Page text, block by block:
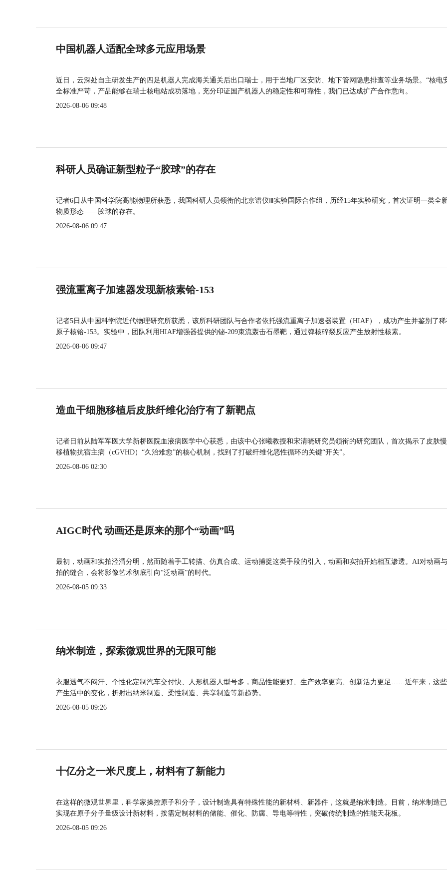
中国机器人适配全球多元应用场景
近日，云深处自主研发生产的四足机器人完成海关通关后出口瑞士，用于当地厂区安防、地下管网隐患排查等业务场景。“核电
全标准严苛，产品能够在瑞士核电站成功落地，充分印证国产机器人的稳定性和可靠性，我们已达成扩产合作意向。
2026-08-06 09:48
科研人员确证新型粒子“胶球”的存在
记者6日从中国科学院高能物理所获悉，我国科研人员领衔的北京谱仪Ⅲ实验国际合作组，历经15年实验研究，首次证明一类全
物质形态——胶球的存在。
2026-08-06 09:47
强流重离子加速器发现新核素铪-153
记者5日从中国科学院近代物理研究所获悉，该所科研团队与合作者依托强流重离子加速器装置（HIAF），成功产生并鉴别了
原子核铪-153。实验中，团队利用HIAF增强器提供的铋-209束流轰击石墨靶，通过弹核碎裂反应产生放射性核素。
2026-08-06 09:47
造血干细胞移植后皮肤纤维化治疗有了新靶点
记者日前从陆军军医大学新桥医院血液病医学中心获悉，由该中心张曦教授和宋清晓研究员领衔的研究团队，首次揭示了皮肤
移植物抗宿主病（cGVHD）“久治难愈”的核心机制，找到了打破纤维化恶性循环的关键“开关”。
2026-08-06 02:30
AIGC时代 动画还是原来的那个“动画”吗
最初，动画和实拍泾渭分明，然而随着手工转描、仿真合成、运动捕捉这类手段的引入，动画和实拍开始相互渗透。AI对动画
拍的缝合，会将影像艺术彻底引向“泛动画”的时代。
2026-08-05 09:33
纳米制造，探索微观世界的无限可能
衣服透气不闷汗、个性化定制汽车交付快、人形机器人型号多，商品性能更好、生产效率更高、创新活力更足……近年来，这
产生活中的变化，折射出纳米制造、柔性制造、共享制造等新趋势。
2026-08-05 09:26
十亿分之一米尺度上，材料有了新能力
在这样的微观世界里，科学家操控原子和分子，设计制造具有特殊性能的新材料、新器件，这就是纳米制造。目前，纳米制造
实现在原子分子量级设计新材料，按需定制材料的储能、催化、防腐、导电等特性，突破传统制造的性能天花板。
2026-08-05 09:26